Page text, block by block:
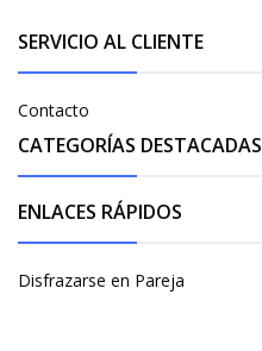
SERVICIO AL CLIENTE
Contacto
CATEGORÍAS DESTACADAS
ENLACES RÁPIDOS
Disfrazarse en Pareja